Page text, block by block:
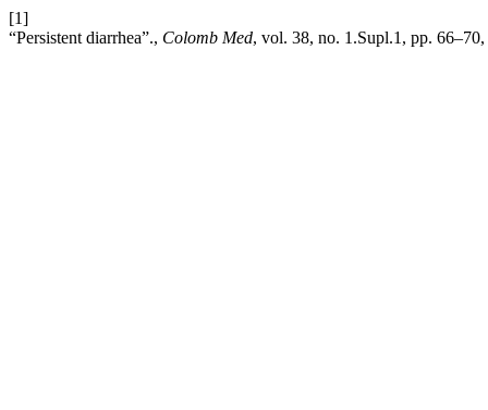
[1]
“Persistent diarrhea”., Colomb Med, vol. 38, no. 1.Supl.1, pp.